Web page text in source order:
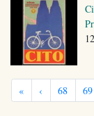
« ‹ 68 69